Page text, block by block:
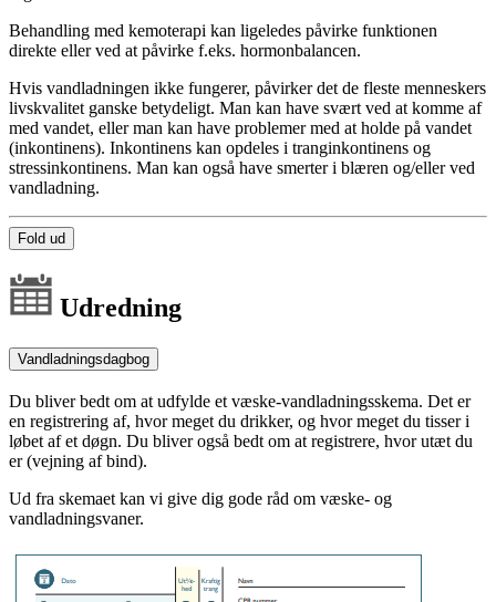
Behandling med kemoterapi kan ligeledes påvirke funktionen
direkte eller ved at påvirke f.eks. hormonbalancen.
Hvis vandladningen ikke fungerer, påvirker det de fleste menneskers
livskvalitet ganske betydeligt. Man kan have svært ved at komme af
med vandet, eller man kan have problemer med at holde på vandet
(inkontinens). Inkontinens kan opdeles i tranginkontinens og
stressinkontinens. Man kan også have smerter i blæren og/eller ved
vandladning.
Fold ud
Udredning
Vandladningsdagbog
Du bliver bedt om at udfylde et væske-vandladningsskema. Det er
en registrering af, hvor meget du drikker, og hvor meget du tisser i
løbet af et døgn. Du bliver også bedt om at registrere, hvor utæt du
er (vejning af bind).
Ud fra skemaet kan vi give dig gode råd om væske- og
vandladningsvaner.